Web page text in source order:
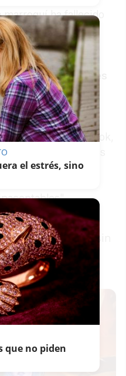
ha fallecido
de la provincia de
ungolpe de calor
según ha
elComité de Mujeres
Marroquí del
sindical dio a
a través de un
cuenta de Facebook,
protección para las
trabajan en los
y califica sus
informado del
semana, aunque sin
nombre de la
el estrés, sino
que no piden